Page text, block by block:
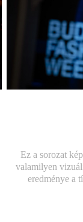
Ez a sorozat
valamilyen
eredménye a